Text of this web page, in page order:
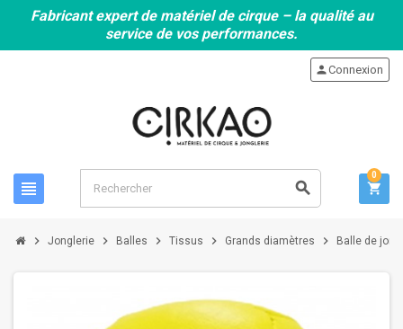
Fabricant expert de matériel de cirque – la qualité au
service de vos performances.
view_headline search
personConnexion
shopping_cart
0
chevron_right Jonglerie chevron_right Balles chevron_right Tissus chevron_right Grands diamètres chevron_right Balle de